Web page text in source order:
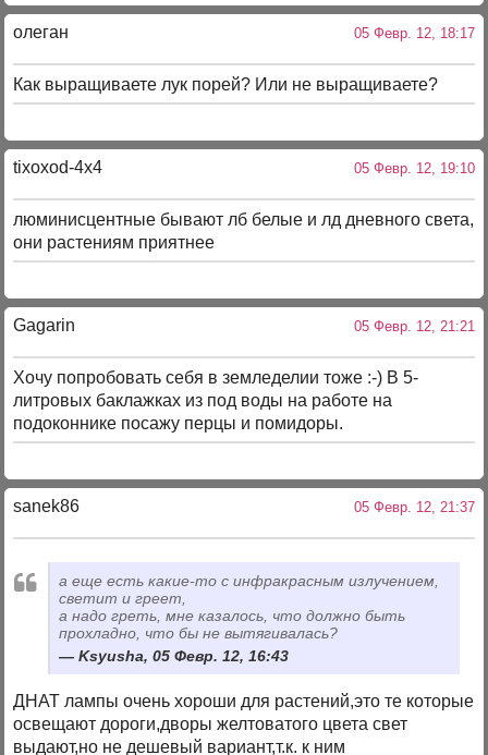
олеган 05 Февр. 12, 18:17
Как выращиваете лук порей? Или не выращиваете?
tixoxod-4x4 05 Февр. 12, 19:10
люминисцентные бывают лб белые и лд дневного света,
они растениям приятнее
Gagarin 05 Февр. 12, 21:21
Хочу попробовать себя в земледелии тоже :-) В 5-
литровых баклажках из под воды на работе на
подоконнике посажу перцы и помидоры.
sanek86 05 Февр. 12, 21:37
а еще есть какие-то с инфракрасным излучением,
светит и греет,
а надо греть, мне казалось, что должно быть
прохладно, что бы не вытягивалась?
Ksyusha, 05 Февр. 12, 16:43
ДНАТ лампы очень хороши для растений,это те которые
освещают дороги,дворы желтоватого цвета свет
выдают,но не дешевый вариант,т.к. к ним